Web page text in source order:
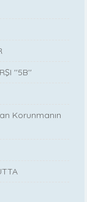
''5B''
Korunmanın